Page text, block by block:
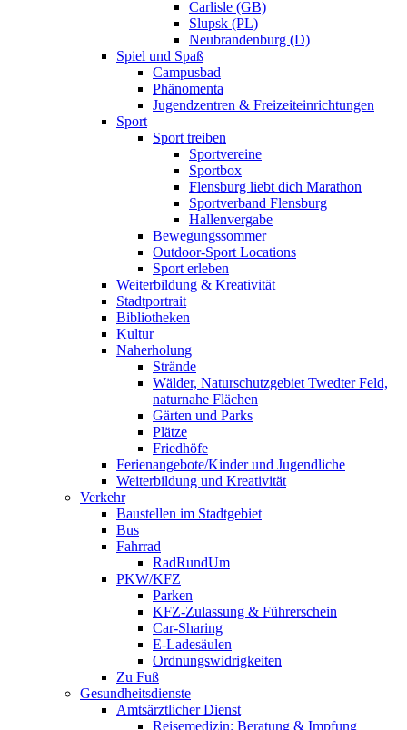
Carlisle (GB)
Slupsk (PL)
Neubrandenburg (D)
Spiel und Spaß
Campusbad
Phänomenta
Jugendzentren & Freizeiteinrichtungen
Sport
Sport treiben
Sportvereine
Sportbox
Flensburg liebt dich Marathon
Sportverband Flensburg
Hallenvergabe
Bewegungssommer
Outdoor-Sport Locations
Sport erleben
Weiterbildung & Kreativität
Stadtportrait
Bibliotheken
Kultur
Naherholung
Strände
Wälder, Naturschutzgebiet Twedter Feld,
naturnahe Flächen
Gärten und Parks
Plätze
Friedhöfe
Ferienangebote/Kinder und Jugendliche
Weiterbildung und Kreativität
Verkehr
Baustellen im Stadtgebiet
Bus
Fahrrad
RadRundUm
PKW/KFZ
Parken
KFZ-Zulassung & Führerschein
Car-Sharing
E-Ladesäulen
Ordnungswidrigkeiten
Zu Fuß
Gesundheitsdienste
Amtsärztlicher Dienst
Reisemedizin: Beratung & Impfung